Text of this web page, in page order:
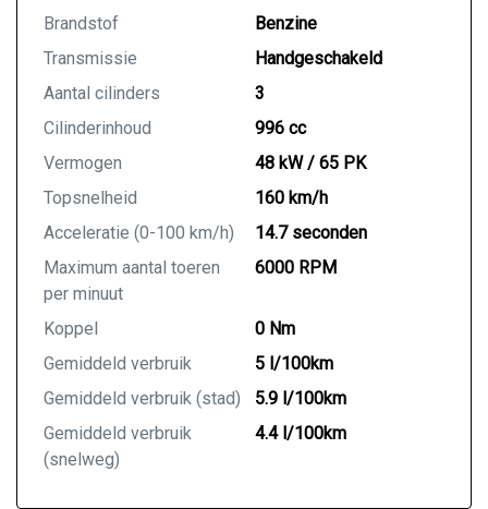
Brandstof
Benzine
Transmissie
Handgeschakeld
Aantal cilinders
3
Cilinderinhoud
996 cc
Vermogen
48 kW / 65 PK
Topsnelheid
160 km/h
Acceleratie (0-100 km/h)
14.7 seconden
Maximum aantal toeren
per minuut
6000 RPM
Koppel
0 Nm
Gemiddeld verbruik
5 l/100km
Gemiddeld verbruik (stad)
5.9 l/100km
Gemiddeld verbruik
(snelweg)
4.4 l/100km